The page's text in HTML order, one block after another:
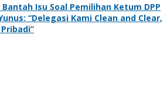
Bantah Isu Soal Pemilihan Ketum DPP
“Delegasi Kami Clean and Clear,